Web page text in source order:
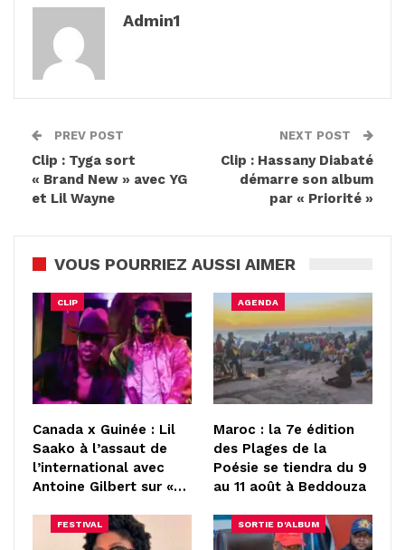
Admin1
PREV POST
Clip : Tyga sort
« Brand New » avec YG
et Lil Wayne
NEXT POST
Clip : Hassany Diabaté
démarre son album
par « Priorité »
VOUS POURRIEZ AUSSI AIMER
CLIP
Canada x Guinée : Lil
Saako à l’assaut de
l’international avec
Antoine Gilbert sur «…
AGENDA
Maroc : la 7e édition
des Plages de la
Poésie se tiendra du 9
au 11 août à Beddouza
FESTIVAL SORTIE D'ALBUM